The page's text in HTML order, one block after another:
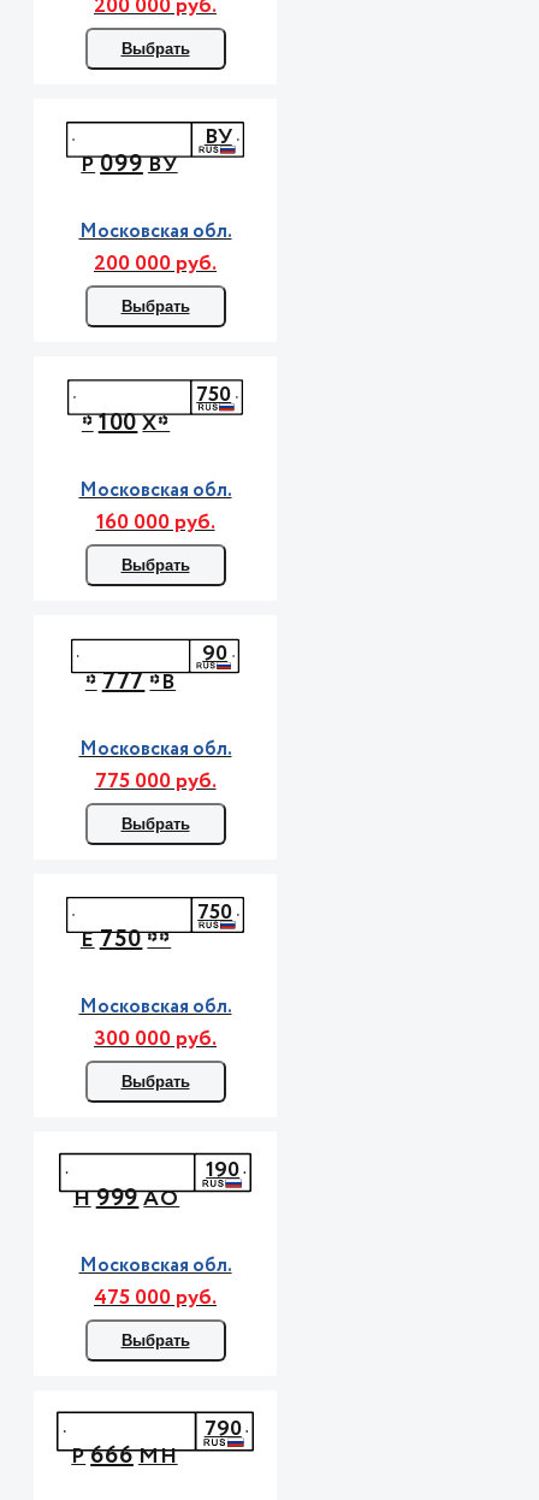
Выбрать
Р099ВУ
ВУ
Московская обл.
200 000 руб.
Выбрать
*100Х*
750
Московская обл.
160 000 руб.
Выбрать
*777*В
90
Московская обл.
775 000 руб.
Выбрать
Е750**
750
Московская обл.
300 000 руб.
Выбрать
Н999АО
190
Московская обл.
475 000 руб.
Выбрать
Р666МН
790